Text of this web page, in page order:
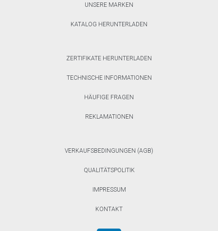
UNSERE MARKEN
KATALOG HERUNTERLADEN
ZERTIFIKATE HERUNTERLADEN
TECHNISCHE INFORMATIONEN
HÄUFIGE FRAGEN
REKLAMATIONEN
VERKAUFSBEDINGUNGEN (AGB)
QUALITÄTSPOLITIK
IMPRESSUM
KONTAKT